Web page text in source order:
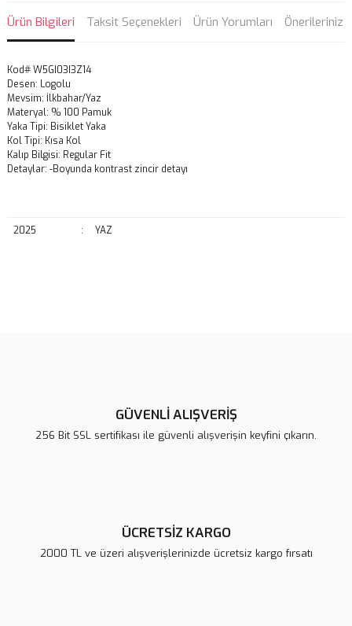
Ürün Bilgileri Taksit Seçenekleri Ürün Yorumları Önerileriniz
Kod# W5GI03I3Z14
Desen: Logolu
Mevsim: İlkbahar/Yaz
Materyal: % 100 Pamuk
Yaka Tipi: Bisiklet Yaka
Kol Tipi: Kısa Kol
Kalıp Bilgisi: Regular Fit
Detaylar: -Boyunda kontrast zincir detayı
2025 : YAZ
Ürün açıklamasında eksik bilgiler bulunuyor.
GÜVENLİ ALIŞVERİŞ
256 Bit SSL sertifikası ile güvenli alışverişin keyfini çıkarın.
ÜCRETSİZ KARGO
2000 TL ve üzeri alışverişlerinizde ücretsiz kargo fırsatı